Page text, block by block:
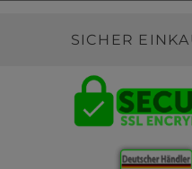
SICHER